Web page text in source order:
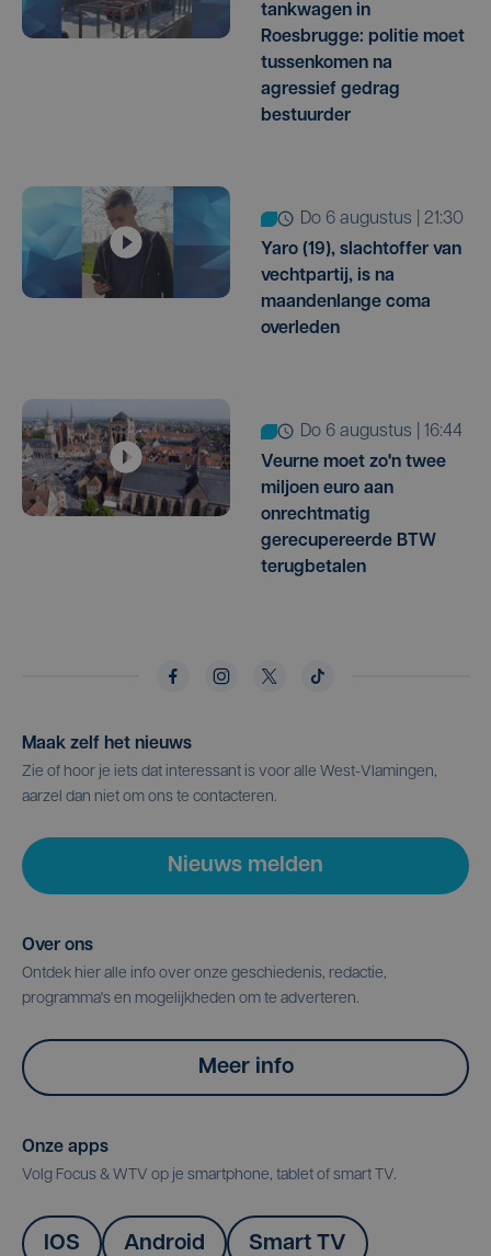
tankwagen in
Roesbrugge: politie moet
tussenkomen na
agressief gedrag
bestuurder
do 6 augustus | 21:30
Yaro (19), slachtoffer van
vechtpartij, is na
maandenlange coma
overleden
do 6 augustus | 16:44
Veurne moet zo'n twee
miljoen euro aan
onrechtmatig
gerecupereerde BTW
terugbetalen
Maak zelf het nieuws
Zie of hoor je iets dat interessant is voor alle West-Vlamingen,
aarzel dan niet om ons te contacteren.
Nieuws melden
Over ons
Ontdek hier alle info over onze geschiedenis, redactie,
programma's en mogelijkheden om te adverteren.
Meer info
Onze apps
Volg Focus & WTV op je smartphone, tablet of smart TV.
IOS Android Smart TV